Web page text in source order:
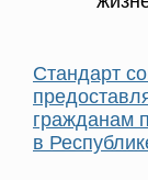
Стандарт
гражданам
в